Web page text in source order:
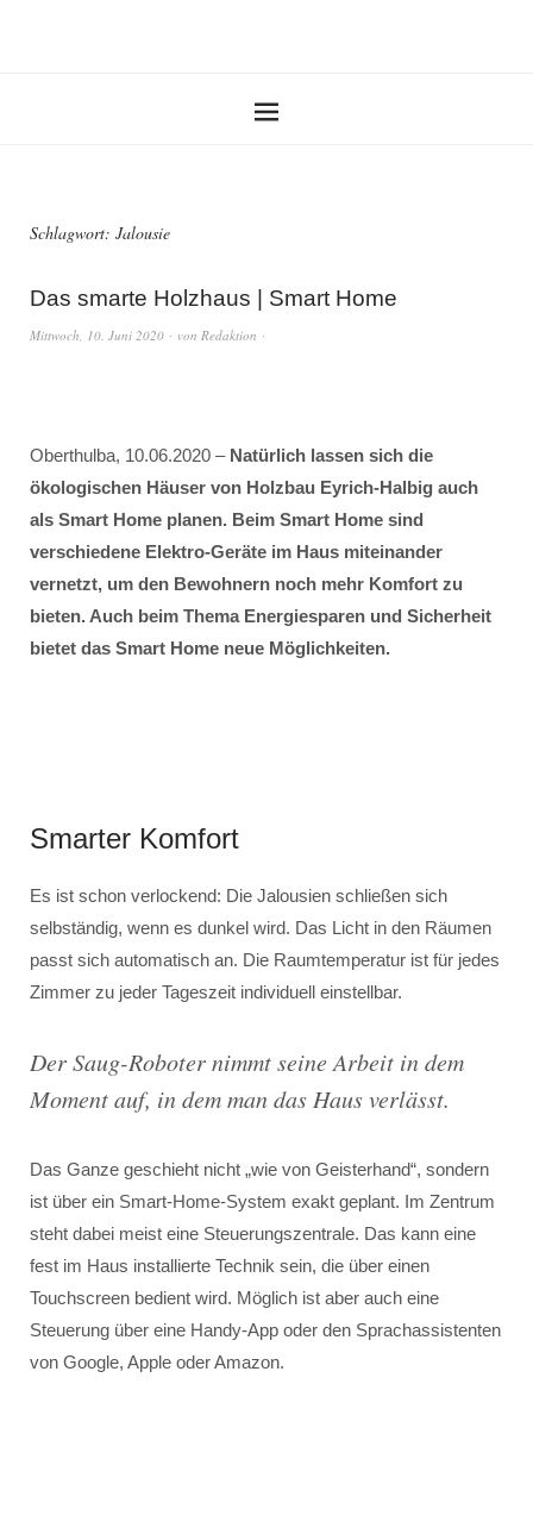
Schlagwort: Jalousie
Das smarte Holzhaus | Smart Home
Mittwoch, 10. Juni 2020 von Redaktion
Oberthulba, 10.06.2020 – Natürlich lassen sich die
ökologischen Häuser von Holzbau Eyrich-Halbig auch
als Smart Home planen. Beim Smart Home sind
verschiedene Elektro-Geräte im Haus miteinander
vernetzt, um den Bewohnern noch mehr Komfort zu
bieten. Auch beim Thema Energiesparen und Sicherheit
bietet das Smart Home neue Möglichkeiten.
Smarter Komfort
Es ist schon verlockend: Die Jalousien schließen sich
selbständig, wenn es dunkel wird. Das Licht in den Räumen
passt sich automatisch an. Die Raumtemperatur ist für jedes
Zimmer zu jeder Tageszeit individuell einstellbar.
Der Saug-Roboter nimmt seine Arbeit in dem
Moment auf, in dem man das Haus verlässt.
Das Ganze geschieht nicht „wie von Geisterhand“, sondern
ist über ein Smart-Home-System exakt geplant. Im Zentrum
steht dabei meist eine Steuerungszentrale. Das kann eine
fest im Haus installierte Technik sein, die über einen
Touchscreen bedient wird. Möglich ist aber auch eine
Steuerung über eine Handy-App oder den Sprachassistenten
von Google, Apple oder Amazon.